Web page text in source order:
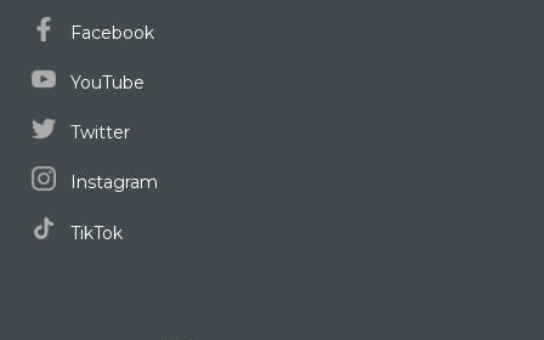
Facebook
YouTube
Twitter
Instagram
TikTok